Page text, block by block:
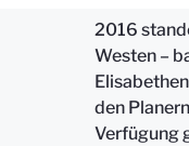
2016
Westen –
den
Verfügung